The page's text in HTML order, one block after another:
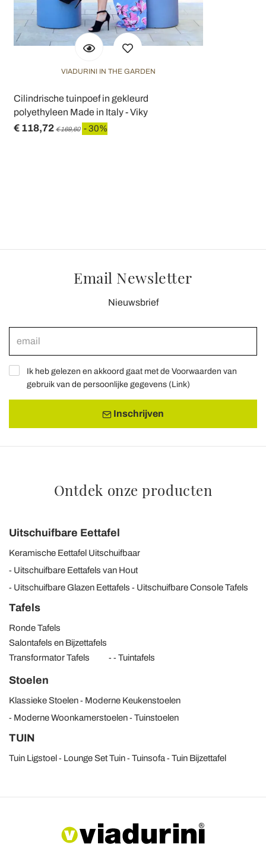
VIADURINI IN THE GARDEN
Cilindrische tuinpoef in gekleurd
polyethyleen Made in Italy - Viky
€ 118,72 € 169,60 - 30%
Email Newsletter
Nieuwsbrief
Ik heb gelezen en akkoord gaat met de Voorwaarden van
gebruik van de persoonlijke gegevens (Link)
Inschrijven
Ontdek onze producten
Uitschuifbare Eettafel
Keramische Eettafel Uitschuifbaar
Uitschuifbare Eettafels van Hout
Uitschuifbare Glazen Eettafels
Uitschuifbare Console Tafels
Tafels
Ronde Tafels
Salontafels en Bijzettafels
Transformator Tafels
Tuintafels
Stoelen
Klassieke Stoelen
Moderne Keukenstoelen
Moderne Woonkamerstoelen
Tuinstoelen
TUIN
Tuin Ligstoel Lounge Set Tuin Tuinsofa Tuin Bijzettafel